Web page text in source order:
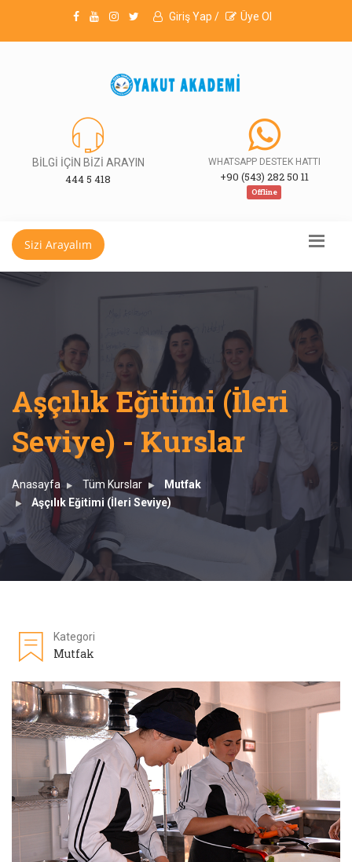
Giriş Yap / Üye Ol
BİLGİ İÇİN BİZİ ARAYIN
444 5 418
WHATSAPP DESTEK HATTI
+90 (543) 282 50 11
Offline
Sizi Arayalım
Aşçılık Eğitimi (İleri
Seviye) - Kurslar
Anasayfa Tüm Kurslar
Mutfak
Aşçılık Eğitimi (İleri Seviye)
Kategori
Mutfak